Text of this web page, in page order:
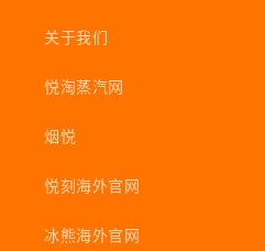
关于我们
悦淘蒸汽网
烟悦
悦刻海外官网
冰熊海外官网